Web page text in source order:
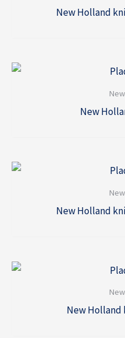
New Holland
New
New Holland
New Holland